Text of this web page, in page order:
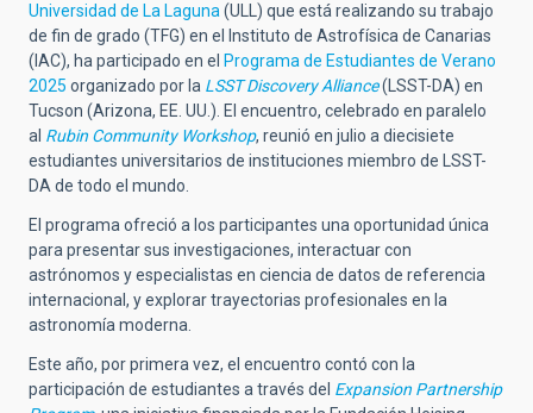
Universidad de La Laguna(ULL) que está realizando su trabajo
de fin de grado (TFG) en el Instituto de Astrofísica de Canarias
(IAC), ha participado en el Programa de Estudiantes de Verano
2025 organizado por la LSST Discovery Alliance(LSST-DA) en
Tucson (Arizona, EE. UU.). El encuentro, celebrado en paralelo
al Rubin Community Workshop, reunió en julio a diecisiete
estudiantes universitarios de instituciones miembro de LSST-
DA de todo el mundo.
El programa ofreció a los participantes una oportunidad única
para presentar sus investigaciones, interactuar con
astrónomos y especialistas en ciencia de datos de referencia
internacional, y explorar trayectorias profesionales en la
astronomía moderna.
Este año, por primera vez, el encuentro contó con la
participación de estudiantes a través del Expansion Partnership